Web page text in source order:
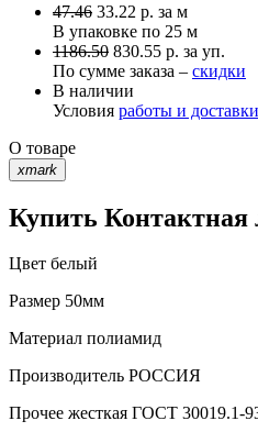
47.46 33.22 р. за м
В упаковке по 25 м
1186.50 830.55 р. за уп.
По сумме заказа – скидки
В наличии
Условия работы и доставки
О товаре
xmark
Купить Контактная
Цвет белый
Размер 50мм
Материал полиамид
Производитель РОССИЯ
Прочее жесткая ГОСТ 30019.1-